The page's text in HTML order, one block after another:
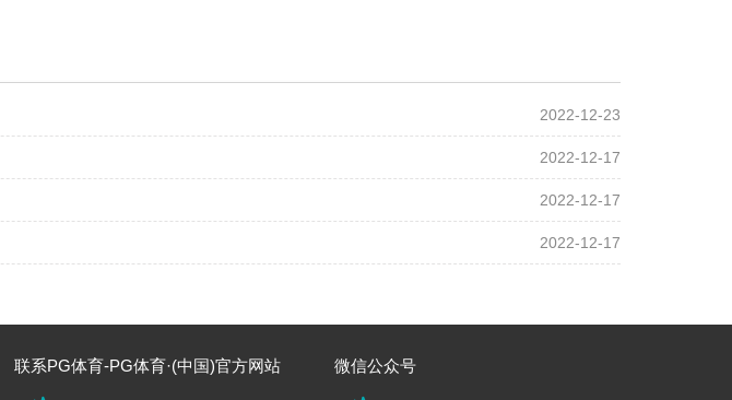
2022-12-23
2022-12-17
2022-12-17
2022-12-17
联系PG体育-PG体育·(中国)官方网站 微信公众号